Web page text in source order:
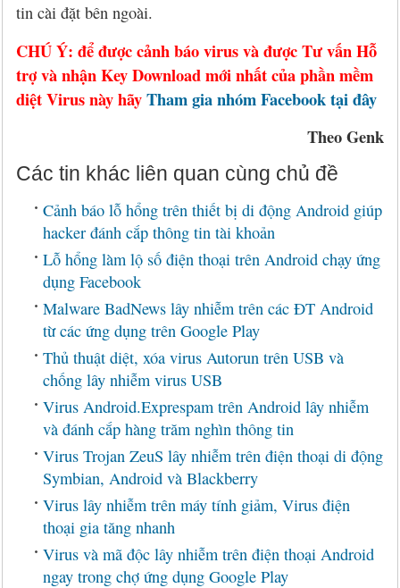
tin cài đặt bên ngoài.
CHÚ Ý: để được cảnh báo virus và được Tư vấn Hỗ
trợ và nhận Key Download mới nhất của phần mềm
diệt Virus này hãyTham gia nhóm Facebook tại đây
Theo Genk
Các tin khác liên quan cùng chủ đề
Cảnh báo lỗ hổng trên thiết bị di động Android giúp
hacker đánh cắp thông tin tài khoản
Lỗ hổng làm lộ số điện thoại trên Android chạy ứng
dụng Facebook
Malware BadNews lây nhiễm trên các ĐT Android
từ các ứng dụng trên Google Play
Thủ thuật diệt, xóa virus Autorun trên USB và
chống lây nhiễm virus USB
Virus Android.Exprespam trên Android lây nhiễm
và đánh cắp hàng trăm nghìn thông tin
Virus Trojan ZeuS lây nhiễm trên điện thoại di động
Symbian, Android và Blackberry
Virus lây nhiễm trên máy tính giảm, Virus điện
thoại gia tăng nhanh
Virus và mã độc lây nhiễm trên điện thoại Android
ngay trong chợ ứng dụng Google Play